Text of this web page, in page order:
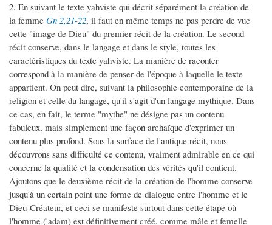
2. En suivant le texte yahviste qui décrit séparément la création de
la femme Gn 2,21-22, il faut en même temps ne pas perdre de vue
cette "image de Dieu" du premier récit de la création. Le second
récit conserve, dans le langage et dans le style, toutes les
caractéristiques du texte yahviste. La manière de raconter
correspond à la manière de penser de l'époque à laquelle le texte
appartient. On peut dire, suivant la philosophie contemporaine de la
religion et celle du langage, qu'il s'agit d'un langage mythique. Dans
ce cas, en fait, le terme "mythe" ne désigne pas un contenu
fabuleux, mais simplement une façon archaïque d'exprimer un
contenu plus profond. Sous la surface de l'antique récit, nous
découvrons sans difficulté ce contenu, vraiment admirable en ce qui
concerne la qualité et la condensation des vérités qu'il contient.
Ajoutons que le deuxième récit de la création de l'homme conserve
jusqu'à un certain point une forme de dialogue entre l'homme et le
Dieu-Créateur, et ceci se manifeste surtout dans cette étape où
l'homme ('adam) est définitivement créé, comme mâle et femelle